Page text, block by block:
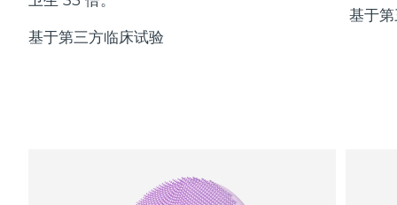
基于第三方临床试验
基于
issa™ Teeth Whitening Set
Dual LED + sonic device & 18% PAP gel
更多的
爱尔兰